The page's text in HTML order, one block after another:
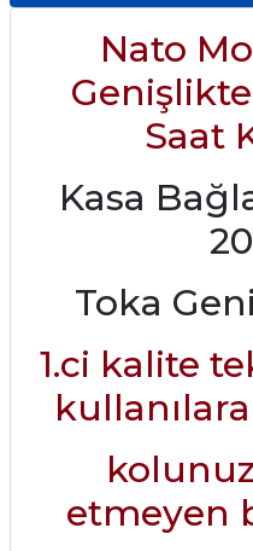
Nato
Saat
Kasa
Toka
1.ci kalite
etmeyen